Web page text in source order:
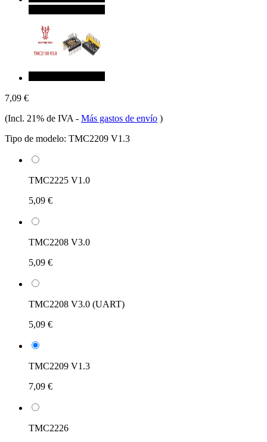
7,09 €
(Incl. 21% de IVA - Más gastos de envío )
Tipo de modelo: TMC2209 V1.3
TMC2225 V1.0
5,09 €
TMC2208 V3.0
5,09 €
TMC2208 V3.0 (UART)
5,09 €
TMC2209 V1.3
7,09 €
TMC2226